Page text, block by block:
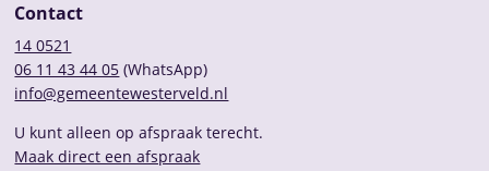
Contact
14 0521
06 11 43 44 05 (WhatsApp)
info@gemeentewesterveld.nl
U kunt alleen op afspraak terecht.
Maak direct een afspraak